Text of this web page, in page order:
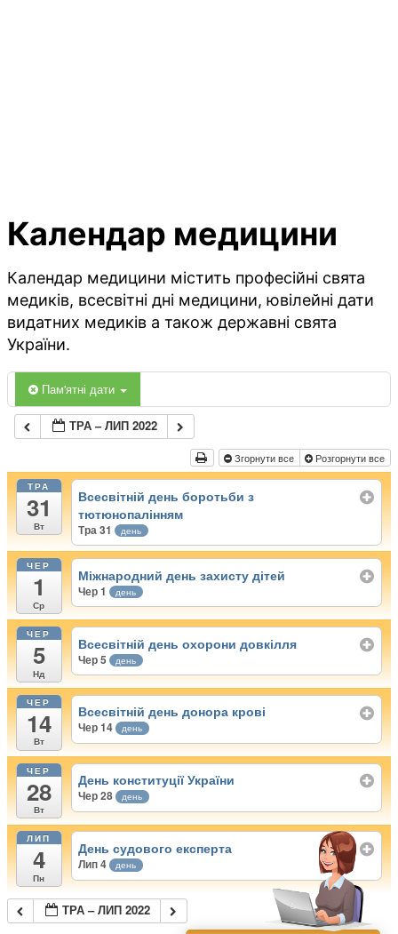
Календар медицини
Календар медицини містить професійні свята
медиків, всесвітні дні медицини, ювілейні дати
видатних медиків а також державні свята
України.
Пам'ятні дати
ТРА – ЛИП 2022
Згорнути все Розгорнути все
ТРА
31
Вт
Всесвітній день боротьби з
тютюнопалінням
Тра 31 день
ЧЕР
1
Ср
Міжнародний день захисту дітей
Чер 1 день
ЧЕР
5
Нд
Всесвітній день охорони довкілля
Чер 5 день
ЧЕР
14
Вт
Всесвітній день донора крові
Чер 14 день
ЧЕР
28
Вт
День конституції України
Чер 28 день
ЛИП
4
Пн
День судового експерта
Лип 4 день
ТРА – ЛИП 2022